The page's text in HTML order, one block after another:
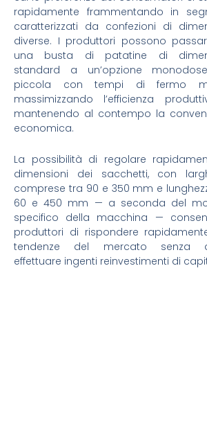
rapidamente frammentando in
caratterizzati da confezioni di
diverse. I produttori possono
una busta di patatine di
standard a un’opzione
piccola con tempi di fermo
massimizzando l’efficienza
mantenendo al contempo la
economica.
La possibilità di regolare
dimensioni dei sacchetti, con
comprese tra 90 e 350 mm e
60 e 450 mm — a seconda del
specifico della macchina —
produttori di rispondere
tendenze del mercato senza
effettuare ingenti reinvestimenti di